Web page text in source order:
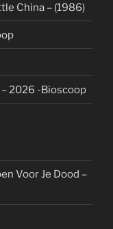
China – (1986)
2026 -Bioscoop
Voor Je Dood –